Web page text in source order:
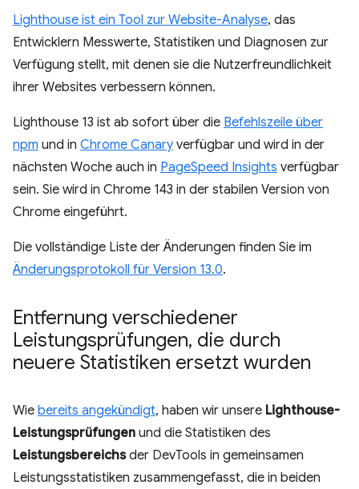
Lighthouse ist ein Tool zur Website-Analyse, das
Entwicklern Messwerte, Statistiken und Diagnosen zur
Verfügung stellt, mit denen sie die Nutzerfreundlichkeit
ihrer Websites verbessern können.
Lighthouse 13 ist ab sofort über die Befehlszeile über
npm und in Chrome Canary verfügbar und wird in der
nächsten Woche auch in PageSpeed Insights verfügbar
sein. Sie wird in Chrome 143 in der stabilen Version von
Chrome eingeführt.
Die vollständige Liste der Änderungen finden Sie im
Änderungsprotokoll für Version 13.0.
Entfernung verschiedener
Leistungsprüfungen, die durch
neuere Statistiken ersetzt wurden
Wie bereits angekündigt, haben wir unsere Lighthouse-
Leistungsprüfungen und die Statistiken des
Leistungsbereichsder DevTools in gemeinsamen
Leistungsstatistiken zusammengefasst, die in beiden